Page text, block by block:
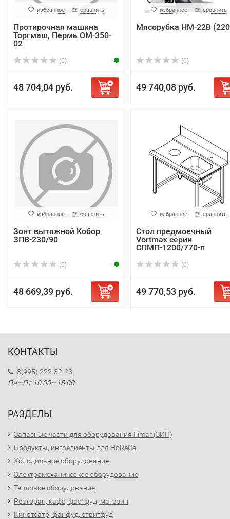
избранное сравнить
Протирочная машина
Торгмаш, Пермь ОМ-350-
02
(0)
48 704,04 руб.
избранное сравнить
Мясорубка HM-22B
(0)
49 740,08 руб.
избранное сравнить
Зонт вытяжной Кобор
ЗПВ-230/90
(0)
48 669,39 руб.
избранное сравнить
Стол предмоечный
Vortmax серии
СПМП-1200/770-п
(0)
49 770,53 руб.
КОНТАКТЫ
8(995) 222-32-23
Пн—Пт 10:00—18:00
РАЗДЕЛЫ
Запасные части для оборудования Fimar (ЗИП)
Продукты, ингредиенты для HoReCa
Холодильное оборудование
Электромеханическое оборудование
Тепловое оборудование
Ресторан, кафе, фастфуд, магазин
Кинотеатр, фанфуд, стритфуд